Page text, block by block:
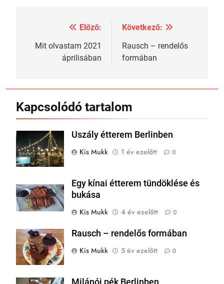
Bejegyzés
navigáció
Előző:
Mit olvastam 2021
áprilisában
Következő:
Rausch – rendelős
formában
Kapcsolódó tartalom
Uszály étterem Berlinben
Kis Mukk
1 év ezelőtt 0
Egy kínai étterem tündöklése és
bukása
Kis Mukk
4 év ezelőtt 0
Rausch – rendelős formában
Kis Mukk
5 év ezelőtt 0
Milánói pék Berlinben